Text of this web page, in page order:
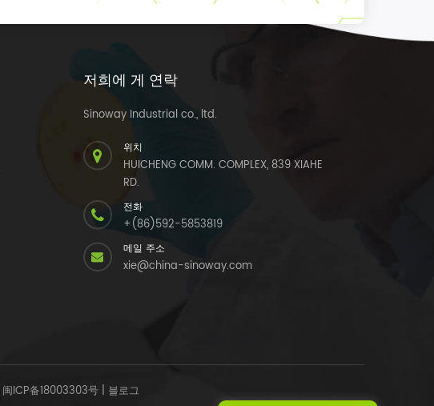
저희에 게 연락
Sinoway Industrial co., ltd.
위치
HUICHENG COMM. COMPLEX, 839 XIAHE
RD.
전화
+(86)592-5853819
메일 주소
xie@china-sinoway.com
闽ICP备18003303号 | 블로그